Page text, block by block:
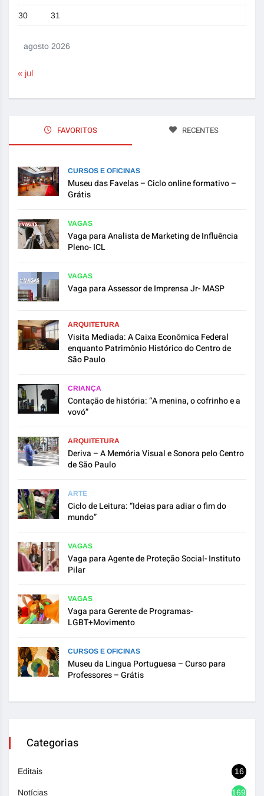
agosto 2026
30 31
« jul
FAVORITOS RECENTES
CURSOS E OFICINAS
Museu das Favelas – Ciclo online formativo –
Grátis
VAGAS
Vaga para Analista de Marketing de Influência
Pleno- ICL
VAGAS
Vaga para Assessor de Imprensa Jr- MASP
ARQUITETURA
Visita Mediada: A Caixa Econômica Federal
enquanto Patrimônio Histórico do Centro de
São Paulo
CRIANÇA
Contação de história: “A menina, o cofrinho e a
vovó”
ARQUITETURA
Deriva – A Memória Visual e Sonora pelo Centro
de São Paulo
ARTE
Ciclo de Leitura: “Ideias para adiar o fim do
mundo”
VAGAS
Vaga para Agente de Proteção Social- Instituto
Pilar
VAGAS
Vaga para Gerente de Programas-
LGBT+Movimento
CURSOS E OFICINAS
Museu da Lingua Portuguesa – Curso para
Professores – Grátis
Categorias
Editais 16
Notícias 1692